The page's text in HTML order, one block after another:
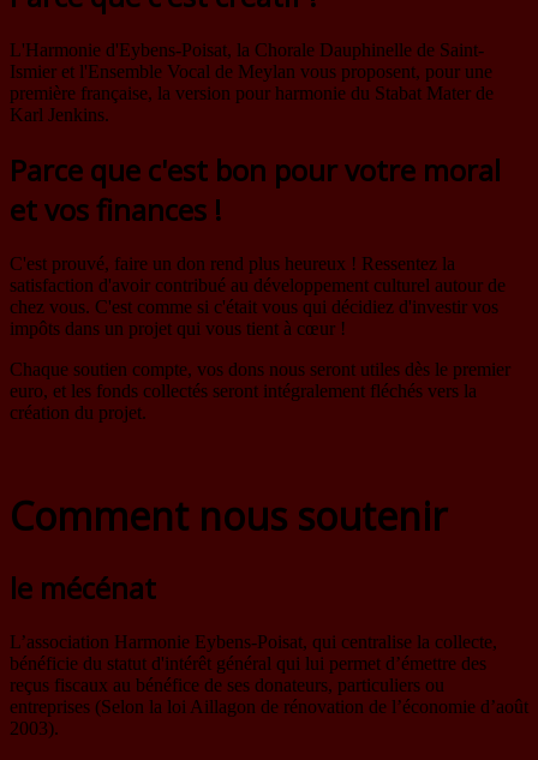
L'Harmonie d'Eybens-Poisat, la Chorale Dauphinelle de Saint-
Ismier et l'Ensemble Vocal de Meylan vous proposent, pour une
première française, la version pour harmonie du Stabat Mater de
Karl Jenkins.
Parce que c'est bon pour votre moral
et vos finances !
C'est prouvé, faire un don rend plus heureux ! Ressentez la
satisfaction d'avoir contribué au développement culturel autour de
chez vous. C'est comme si c'était vous qui décidiez d'investir vos
impôts dans un projet qui vous tient à cœur !
Chaque soutien compte, vos dons nous seront utiles dès le premier
euro, et les fonds collectés seront intégralement fléchés vers la
création du projet.
Comment nous soutenir
le mécénat
L’association Harmonie Eybens-Poisat, qui centralise la collecte,
bénéficie du statut d'intérêt général qui lui permet d’émettre des
reçus fiscaux au bénéfice de ses donateurs, particuliers ou
entreprises (Selon la loi Aillagon de rénovation de l’économie d’août
2003).